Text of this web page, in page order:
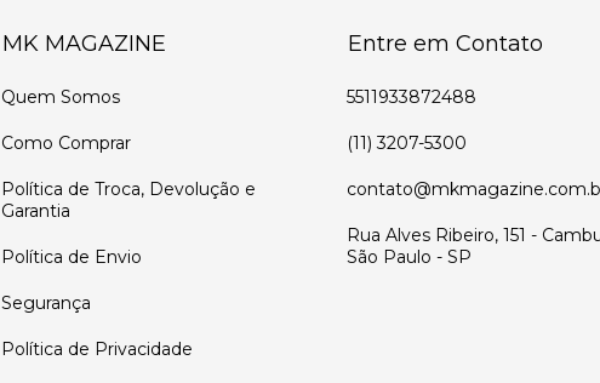
MK MAGAZINE
Quem Somos
Como Comprar
Política de Troca, Devolução e
Garantia
Política de Envio
Segurança
Política de Privacidade
Entre em Contato
5511933872488
(11) 3207-5300
Rua Alves Ribeiro, 151 -
São Paulo - SP